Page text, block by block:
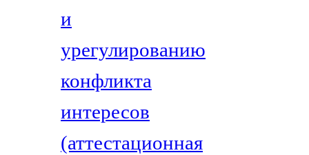
и
урегулированию
конфликта
интересов
(аттестационная